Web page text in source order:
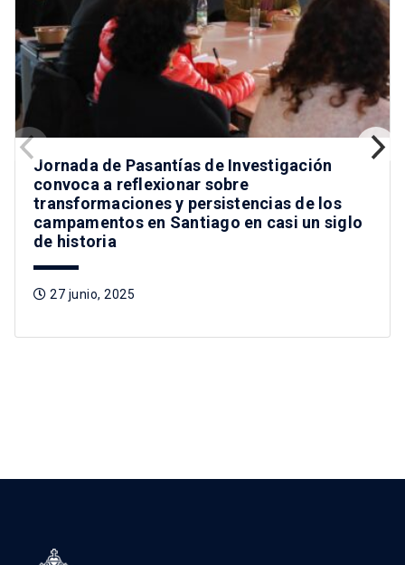
Jornada de Pasantías de Investigación
convoca a reflexionar sobre
transformaciones y persistencias de los
campamentos en Santiago en casi un siglo
de historia
27 junio, 2025